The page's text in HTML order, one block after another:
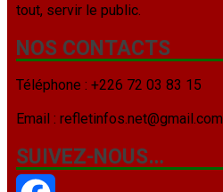
tout, servir le public.
NOS CONTACTS
Téléphone : +226 72 03 83 15
Email : refletinfos.net@gmail.com
SUIVEZ-NOUS…